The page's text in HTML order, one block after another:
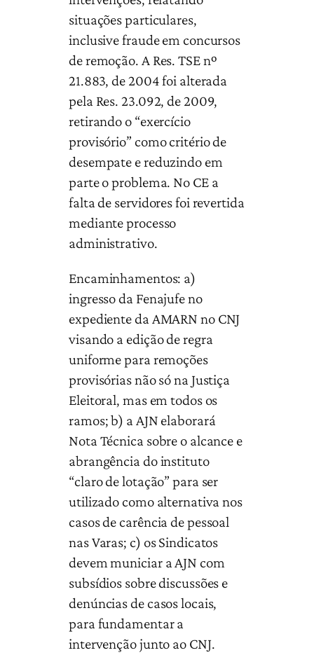
situações particulares,
inclusive fraude em concursos
de remoção. A Res. TSE nº
21.883, de 2004 foi alterada
pela Res. 23.092, de 2009,
retirando o “exercício
provisório” como critério de
desempate e reduzindo em
parte o problema. No CE a
falta de servidores foi revertida
mediante processo
administrativo.
Encaminhamentos: a)
ingresso da Fenajufe no
expediente da AMARN no CNJ
visando a edição de regra
uniforme para remoções
provisórias não só na Justiça
Eleitoral, mas em todos os
ramos; b) a AJN elaborará
Nota Técnica sobre o alcance e
abrangência do instituto
“claro de lotação” para ser
utilizado como alternativa nos
casos de carência de pessoal
nas Varas; c) os Sindicatos
devem municiar a AJN com
subsídios sobre discussões e
denúncias de casos locais,
para fundamentar a
intervenção junto ao CNJ.